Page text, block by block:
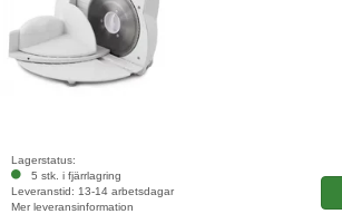
Lagerstatus:
5 stk. i fjärrlagring
Leveranstid: 13-14 arbetsdagar
Mer leveransinformation